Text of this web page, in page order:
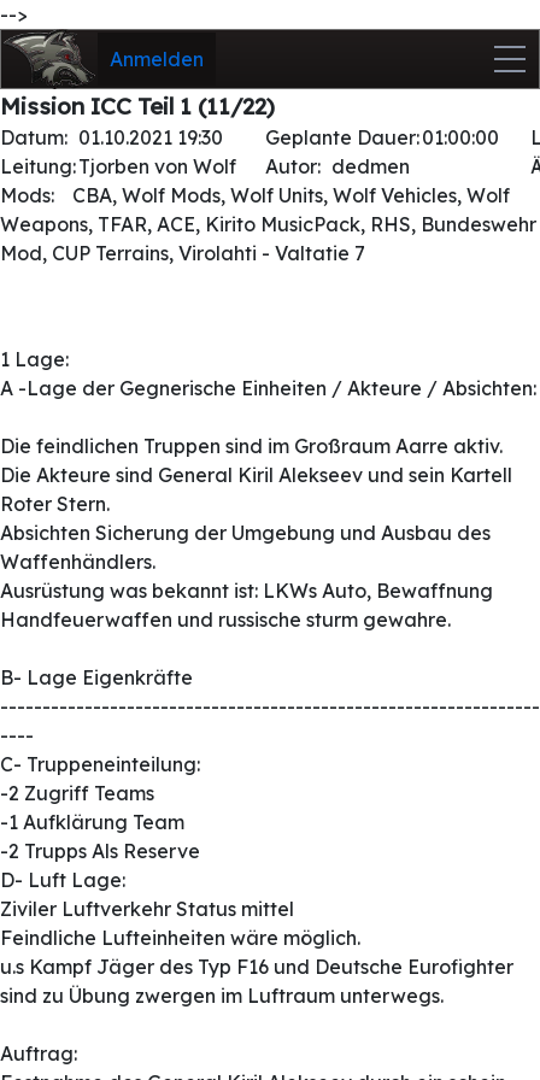
-->
Anmelden
Mission ICC Teil 1 (11/22)
Datum: 01.10.2021 19:30 Geplante Dauer:01:00:00
Leitung:Tjorben von Wolf Autor: dedmen
Mods:
CBA, Wolf Mods, Wolf Units, Wolf Vehicles, Wolf
Weapons, TFAR, ACE, Kirito MusicPack, RHS, Bundeswehr
Mod, CUP Terrains, Virolahti - Valtatie 7
1 Lage:
A -Lage der Gegnerische Einheiten / Akteure / Absichten:
Die feindlichen Truppen sind im Großraum Aarre aktiv.
Die Akteure sind General Kiril Alekseev und sein Kartell
Roter Stern.
Absichten Sicherung der Umgebung und Ausbau des
Waffenhändlers.
Ausrüstung was bekannt ist: LKWs Auto, Bewaffnung
Handfeuerwaffen und russische sturm gewahre.
B- Lage Eigenkräfte
----------------------------------------------------------------
----
C- Truppeneinteilung:
-2 Zugriff Teams
-1 Aufklärung Team
-2 Trupps Als Reserve
D- Luft Lage:
Ziviler Luftverkehr Status mittel
Feindliche Lufteinheiten wäre möglich.
u.s Kampf Jäger des Typ F16 und Deutsche Eurofighter
sind zu Übung zwergen im Luftraum unterwegs.
Auftrag: